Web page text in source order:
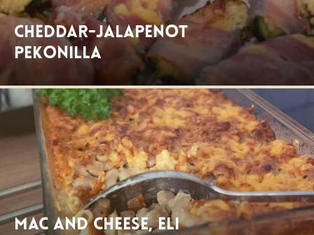
Cheddar-Jalapenot
pekonilla
Mac and cheese, eli